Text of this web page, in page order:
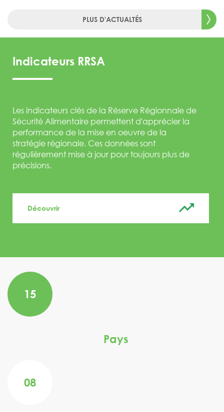
PLUS D'ACTUALTÉS
Indicateurs RRSA
Les indicateurs clés de la Réserve Régionnale de
Sécurité Alimentaire permettent d'apprécier la
performance de la mise en oeuvre de la
stratégie régionale. Ces données sont
régulièrement mise à jour pour toujours plus de
précisions.
Découvrir
15
Pays
08